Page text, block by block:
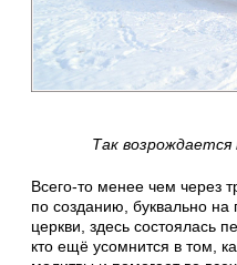
Так
Всего-то менее чем через
по созданию, буквально
церкви, здесь состоялась
кто ещё усомнится в том,